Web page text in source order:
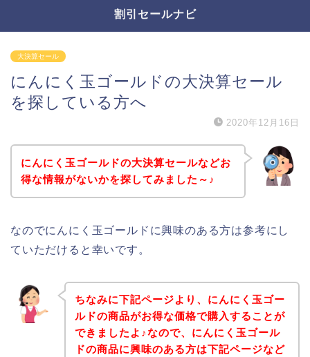
割引セールナビ
大決算セール
にんにく玉ゴールドの大決算セール
を探している方へ
2020年12月16日
にんにく玉ゴールドの大決算セールなどお
得な情報がないかを探してみました～♪
なのでにんにく玉ゴールドに興味のある方は参考にし
ていただけると幸いです。
ちなみに下記ページより、にんにく玉ゴー
ルドの商品がお得な価格で購入することが
できましたよ♪なので、にんにく玉ゴール
ドの商品に興味のある方は下記ページなど